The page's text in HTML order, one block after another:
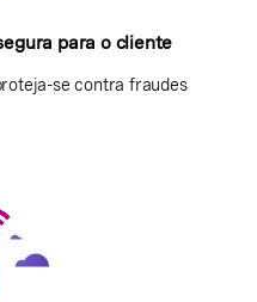
para o cliente
se contra fraudes